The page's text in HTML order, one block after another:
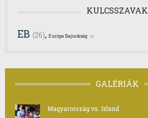
KULCSSZAVAK
EB (26), Európa Bajnokság (3)
GALÉRIÁK
Magyarország vs. Izland